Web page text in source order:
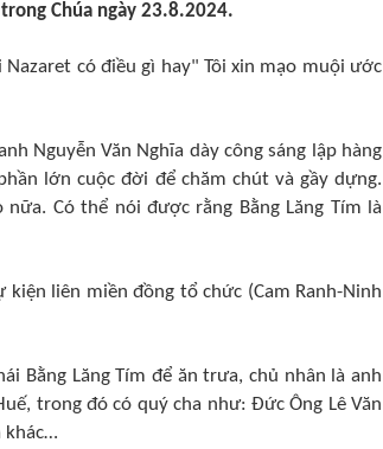
Chúa ngày 23.8.2024.
có điều gì hay" Tôi xin mạo muội ước
Nguyễn Văn Nghĩa dày công sáng lập hàng
lớn cuộc đời để chăm chút và gầy dựng.
Có thể nói được rằng Bằng Lăng Tím là
liên miền đồng tổ chức (Cam Ranh-Ninh
Bằng Lăng Tím để ăn trưa, chủ nhân là anh
trong đó có quý cha như: Đức Ông Lê Văn
khác…